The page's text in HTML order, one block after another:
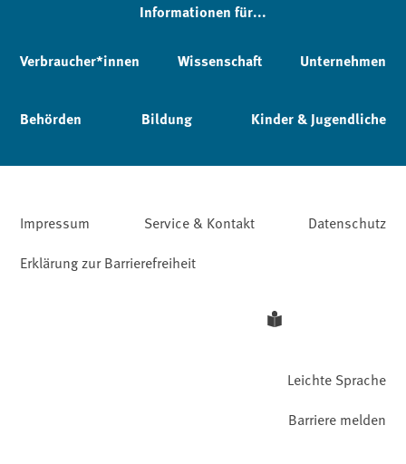
Informationen für...
Verbraucher*innen Wissenschaft Unternehmen
Behörden Bildung Kinder & Jugendliche
Impressum Service & Kontakt
Datenschutz
Erklärung zur Barrierefreiheit
Leichte Sprache
Barriere melden